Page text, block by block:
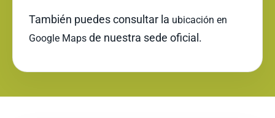
También puedes consultar la ubicación en
Google Maps de nuestra sede oficial.